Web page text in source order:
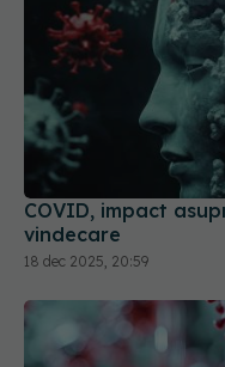
COVID, impact
vindecare
18 dec 2025, 20:59